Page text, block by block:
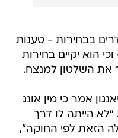
בבחירות - טענות
הוא יקיים בחירות
את השלטון למנצח.
אמר כי מין אונג
"לא הייתה לו דרך
הזאת לפי החוקה",